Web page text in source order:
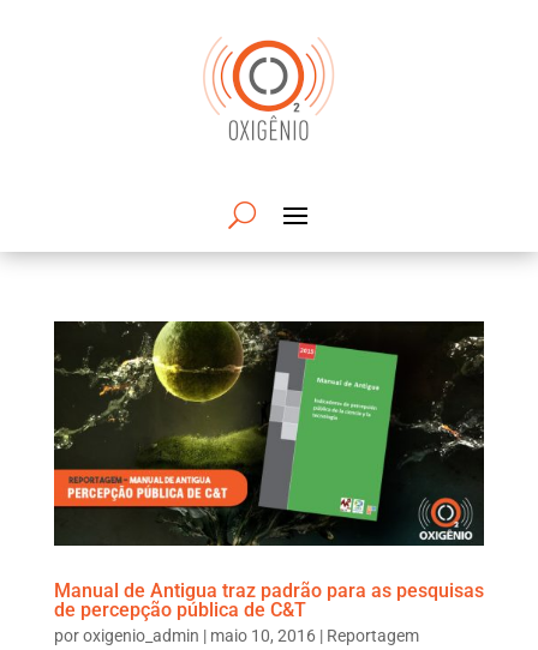
Manual de Antigua traz padrão para as pesquisas
de percepção pública de C&T
poroxigenio_admin | maio 10, 2016| Reportagem